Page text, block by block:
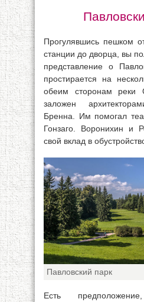
Прогулявшись пешком
станции до дворца, вы
представление о
простирается на
обеим сторонам реки
заложен
Бренна. Им помогал
Гонзаго. Воронихин и
свой вклад в
Павловский парк
Есть